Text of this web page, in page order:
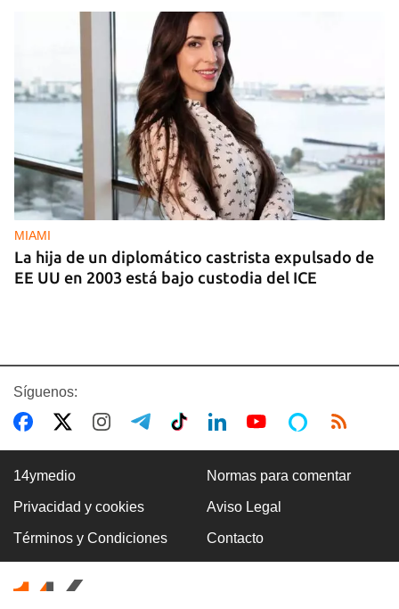
MIAMI
La hija de un diplomático castrista expulsado de
EE UU en 2003 está bajo custodia del ICE
AMÉRICA
Brasil acusa a EE UU de cancelar la visa a su
embajadora para interferir en las elecciones
Síguenos:
14ymedio Normas para comentar
Privacidad y cookies Aviso Legal
Términos y Condiciones Contacto